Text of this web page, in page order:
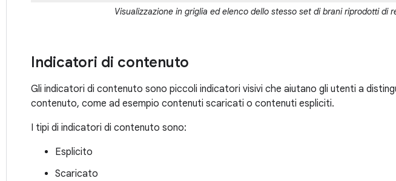
Visualizzazione in griglia ed elenco dello stesso set di brani riprodotti di
Indicatori di contenuto
Gli indicatori di contenuto sono piccoli indicatori visivi che aiutano gli utenti a
contenuto, come ad esempio contenuti scaricati o contenuti espliciti.
I tipi di indicatori di contenuto sono:
Esplicito
Scaricato